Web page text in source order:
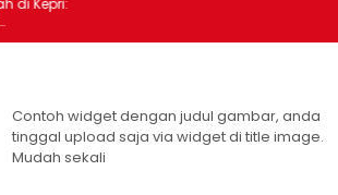
Kepri:
Contoh widget dengan judul gambar, anda
tinggal upload saja via widget di title image.
Mudah sekali